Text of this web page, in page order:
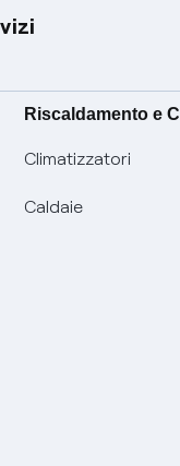
Riscaldamento e
Climatizzatori
Caldaie